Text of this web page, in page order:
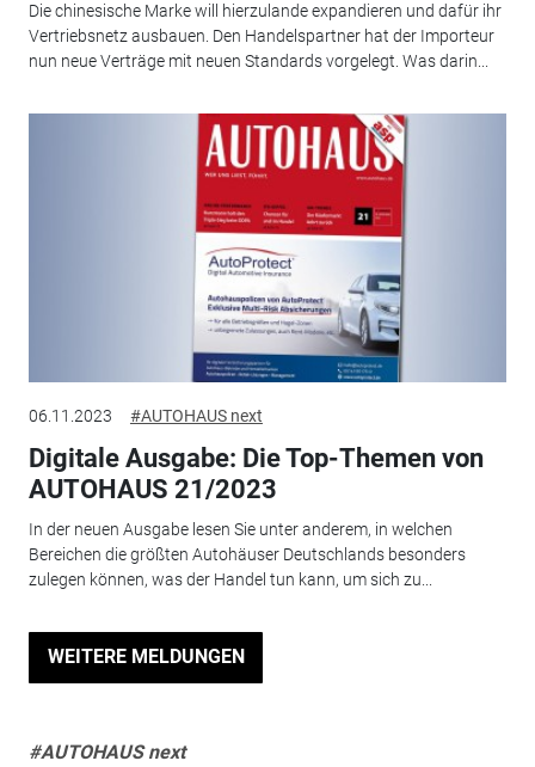
Die chinesische Marke will hierzulande expandieren und dafür ihr
Vertriebsnetz ausbauen. Den Handelspartner hat der Importeur
nun neue Verträge mit neuen Standards vorgelegt. Was darin...
06.11.2023 #AUTOHAUS next
Digitale Ausgabe: Die Top-Themen von
AUTOHAUS 21/2023
In der neuen Ausgabe lesen Sie unter anderem, in welchen
Bereichen die größten Autohäuser Deutschlands besonders
zulegen können, was der Handel tun kann, um sich zu...
WEITERE MELDUNGEN
#AUTOHAUS next